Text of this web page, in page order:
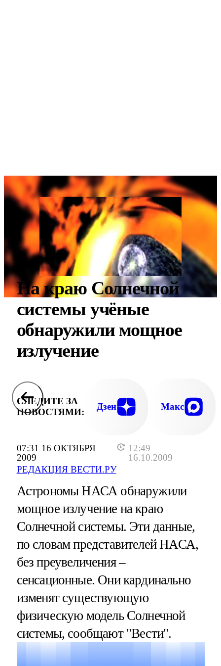
07:31 16 ОКТЯБРЯ
2009
12:49
16.10.2009
РЕДАКЦИЯ ВЕСТИ.РУ
На краю Солнечной
системы учёные
обнаружили мощное
излучение
СЛЕДИТЕ ЗА
НОВОСТЯМИ:
Дзен Макс
Астрономы НАСА обнаружили
мощное излучение на краю
Солнечной системы. Эти данные,
по словам представителей НАСА,
без преувеличения –
сенсационные. Они кардинально
изменят существующую
физическую модель Солнечной
системы, сообщают "Вести".